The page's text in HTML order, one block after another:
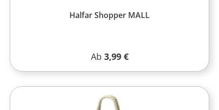
Halfar Shopper MALL
Regulärer Preis:
Ab 3,99 €